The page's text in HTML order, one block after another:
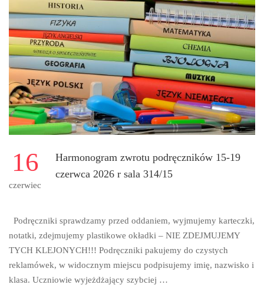
KIBICOWALIŚMY
Z
CAŁYCH
SIŁ!
💙
16
czerwiec
Harmonogram zwrotu podręczników 15-19
czerwca 2026 r sala 314/15
Podręczniki sprawdzamy przed oddaniem, wyjmujemy karteczki,
notatki, zdejmujemy plastikowe okładki – NIE ZDEJMUJEMY
TYCH KLEJONYCH!!! Podręczniki pakujemy do czystych
reklamówek, w widocznym miejscu podpisujemy imię, nazwisko i
klasa. Uczniowie wyjeżdżający szybciej …